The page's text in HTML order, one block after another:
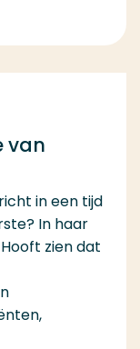
van
in een tijd
In haar
zien dat